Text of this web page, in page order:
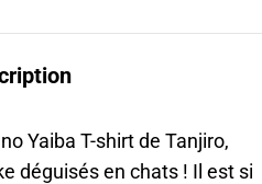
Yaiba T-shirt de Tanjiro,
déguisés en chats ! Il est si